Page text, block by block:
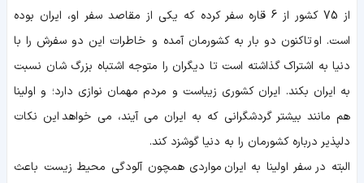
از 75 کشور از 6 قاره سفر کرده که یکی از مقاصد سفر او، ایران بوده
است. او تاکنون دو بار به کشورمان آمده و خاطرات این دو سفرش را با
دنیا به اشتراک گذاشته است تا دیگران را متوجه اشتباه بزرگ شان نسبت
به ایران بکند. ایران کشوری زیباست و مردم مهمان نوازی دارد؛ و اولینا
هم مانند بیشتر گردشگرانی که به ایران می آیند، می خواهد این نکات
دلپذیر درباره کشورمان را به دنیا گوشزد کند.
البته در سفر اولینا به ایران مواردی همچون آلودگی محیط زیست باعث